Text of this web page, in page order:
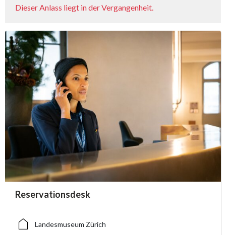
Dieser Anlass liegt in der Vergangenheit.
accessibility.sr-only.person_card_info
Reservationsdesk
accessibility.sr-only.museum
Landesmuseum Zürich
accessibility.sr-only.phone